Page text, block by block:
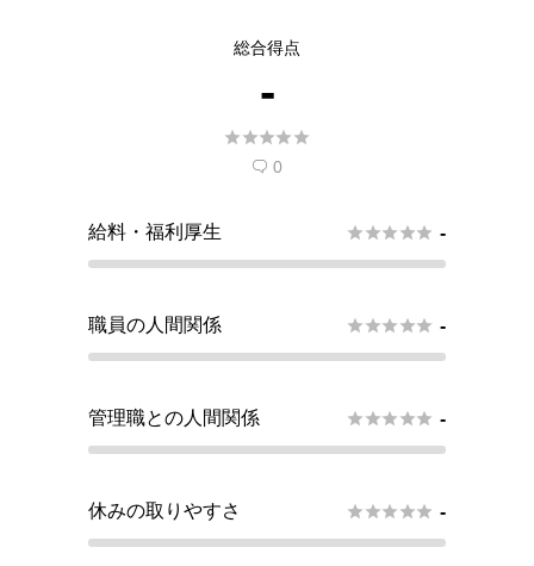
総合得点
-

 0
給料・福利厚生  -
職員の人間関係  -
管理職との人間関係  -
休みの取りやすさ  -